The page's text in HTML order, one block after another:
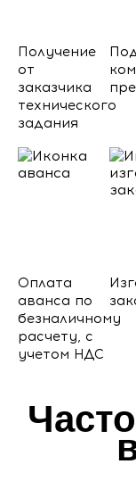
Получение
от
заказчика
технического
задания
Оплата
аванса по
безналичному
расчету, с
учетом НДС